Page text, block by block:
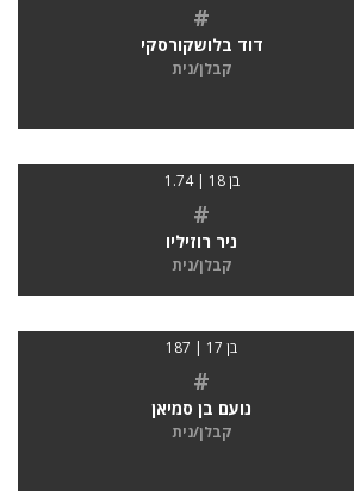
#
דוד בלושקורסקי
קבלן/נית
בן 18 | 1.74
#
ניר רוזיליו
קבלן/נית
בן 17 | 187
#
נועם בן סמיאן
קבלן/נית